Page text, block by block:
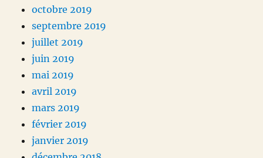
octobre 2019
septembre 2019
juillet 2019
juin 2019
mai 2019
avril 2019
mars 2019
février 2019
janvier 2019